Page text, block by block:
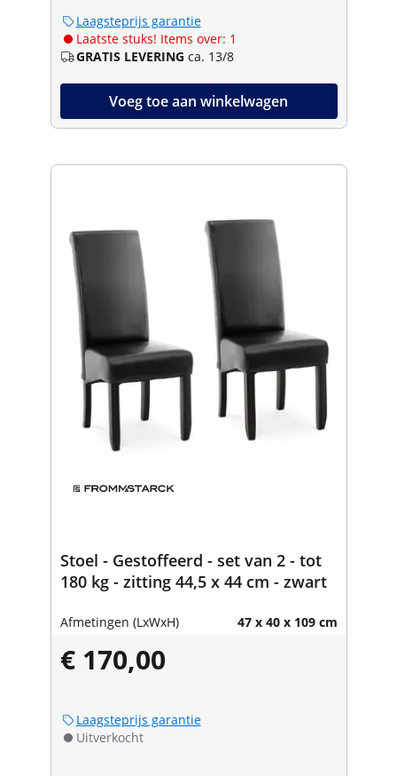
Laagsteprijs garantie
Laatste stuks! Items over: 1
GRATIS LEVERING ca. 13/8
Voeg toe aan winkelwagen
Stoel - Gestoffeerd - set van 2 - tot
180 kg - zitting 44,5 x 44 cm - zwart
Afmetingen (LxWxH) 47 x 40 x 109 cm
€ 170,00
Laagsteprijs garantie
Uitverkocht